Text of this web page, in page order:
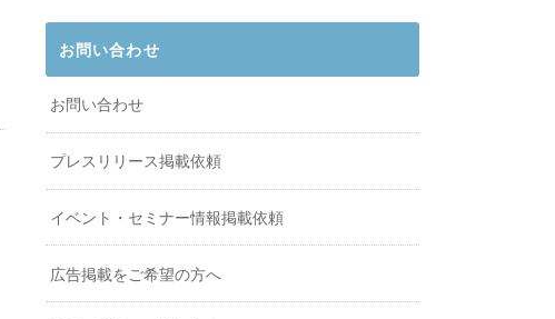
お問い合わせ
お問い合わせ
プレスリリース掲載依頼
イベント・セミナー情報掲載依頼
広告掲載をご希望の方へ